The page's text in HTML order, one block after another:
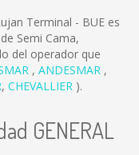
Terminal - BUE es
Semi Cama,
del operador que
, ANDESMAR ,
, CHEVALLIER ).
GENERAL